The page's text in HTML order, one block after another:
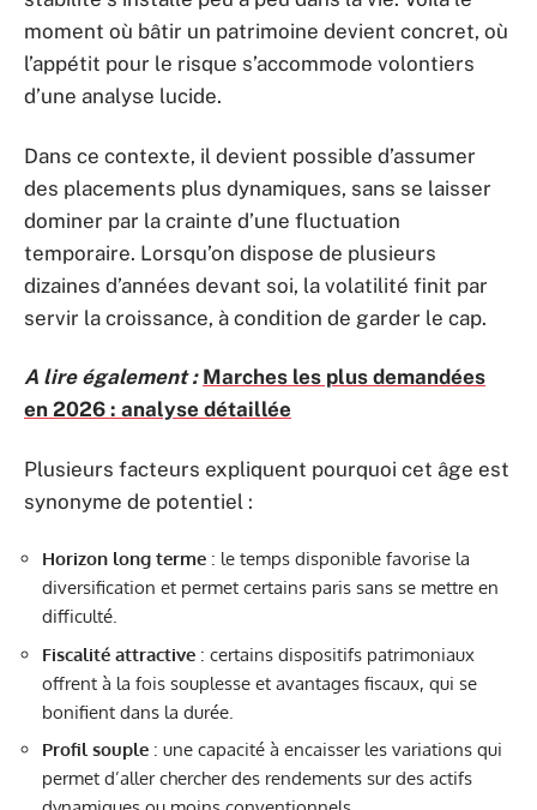
moment où bâtir un patrimoine devient concret, où
l’appétit pour le risque s’accommode volontiers
d’une analyse lucide.
Dans ce contexte, il devient possible d’assumer
des placements plus dynamiques, sans se laisser
dominer par la crainte d’une fluctuation
temporaire. Lorsqu’on dispose de plusieurs
dizaines d’années devant soi, la volatilité finit par
servir la croissance, à condition de garder le cap.
A lire également : Marches les plus demandées
en 2026 : analyse détaillée
Plusieurs facteurs expliquent pourquoi cet âge est
synonyme de potentiel :
Horizon long terme : le temps disponible favorise la
diversification et permet certains paris sans se mettre en
difficulté.
Fiscalité attractive : certains dispositifs patrimoniaux
offrent à la fois souplesse et avantages fiscaux, qui se
bonifient dans la durée.
Profil souple : une capacité à encaisser les variations qui
permet d’aller chercher des rendements sur des actifs